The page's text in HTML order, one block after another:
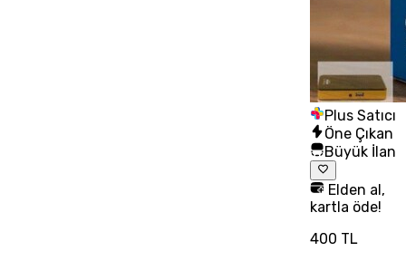
Plus Satıcı
Öne Çıkan
Büyük İlan
Elden al,
kartla öde!
400 TL